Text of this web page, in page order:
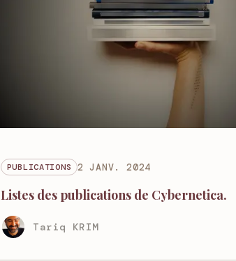
PUBLICATIONS 2 JANV. 2024
Listes des publications de Cybernetica.
Tariq KRIM